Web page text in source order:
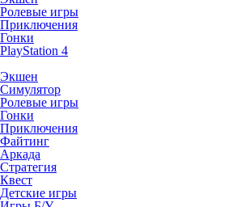
Ролевые игры
Приключения
Гонки
PlayStation 4
Экшен
Симулятор
Ролевые игры
Гонки
Приключения
Файтинг
Аркада
Стратегия
Квест
Детские игры